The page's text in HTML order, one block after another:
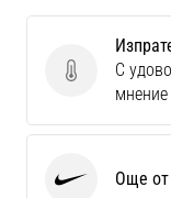
Изпратете
С
мнение
Още от